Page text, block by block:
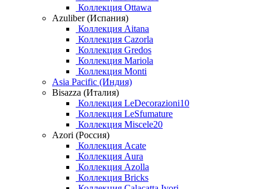
Коллекция Ottawa
Azuliber (Испания)
Коллекция Aitana
Коллекция Cazorla
Коллекция Gredos
Коллекция Mariola
Коллекция Monti
Asia Pacific (Индия)
Bisazza (Италия)
Коллекция LeDecorazioni10
Коллекция LeSfumature
Коллекция Miscele20
Azori (Россия)
Коллекция Acate
Коллекция Aura
Коллекция Azolla
Коллекция Bricks